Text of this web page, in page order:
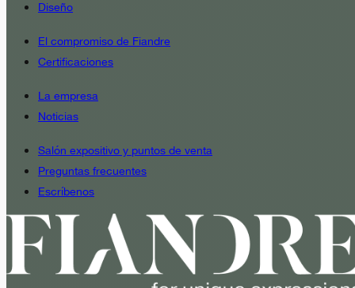
Diseño
El compromiso de Fiandre
Certificaciones
La empresa
Noticias
Salón expositivo y puntos de venta
Preguntas frecuentes
Escríbenos